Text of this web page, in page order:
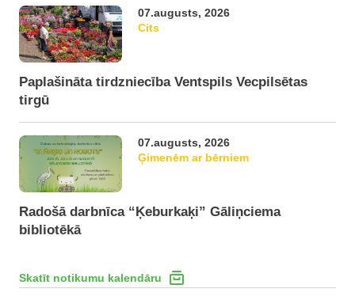
07.augusts, 2026
Cits
Paplašināta tirdzniecība Ventspils Vecpilsētas
tirgū
07.augusts, 2026
Ģimenēm ar bērniem
Radošā darbnīca “Ķeburkaķi” Gāliņciema
bibliotēkā
Skatīt notikumu kalendāru